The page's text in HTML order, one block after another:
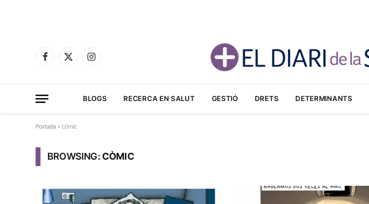
Facebook
X
Instagram
BLOGS RECERCA EN SALUT GESTIÓ DRETS DETERMINANTS
Portada » còmic
BROWSING:CÒMIC